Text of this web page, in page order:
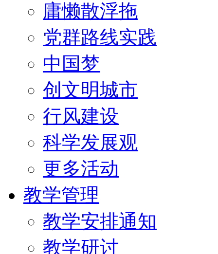
庸懒散浮拖
党群路线实践
中国梦
创文明城市
行风建设
科学发展观
更多活动
教学管理
教学安排通知
教学研讨